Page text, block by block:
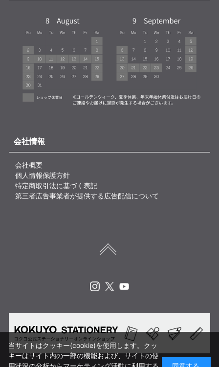
会社情報
会社概要
個人情報保護方針
特定商取引法に基づく表記
第三者広告事業者が提供する広告配信について
当サイトはクッキー(cookie)を使用します。クッ
キーはサイト内の一部の機能および、サイトの使